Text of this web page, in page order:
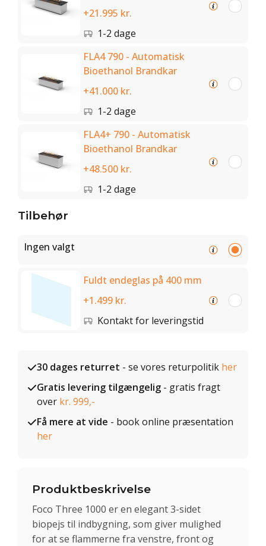
+21.995 kr.
1-2 dage
FLA4 790 - Automatisk
Bioethanol Brandkar
+41.000 kr.
1-2 dage
FLA4+ 790 - Automatisk
Bioethanol Brandkar
+48.500 kr.
1-2 dage
Tilbehør
Ingen valgt
Fuldt endeglas på 400 mm
+1.499 kr.
Kontakt for leveringstid
30 dages returret - se vores returpolitik her
Gratis levering tilgængelig - gratis fragt
over kr. 999,-
Få mere at vide - book online præsentation
her
Produktbeskrivelse
Foco Three 1000 er en elegant 3-sidet
biopejs til indbygning, som giver mulighed
for at se flammerne fra venstre, front og